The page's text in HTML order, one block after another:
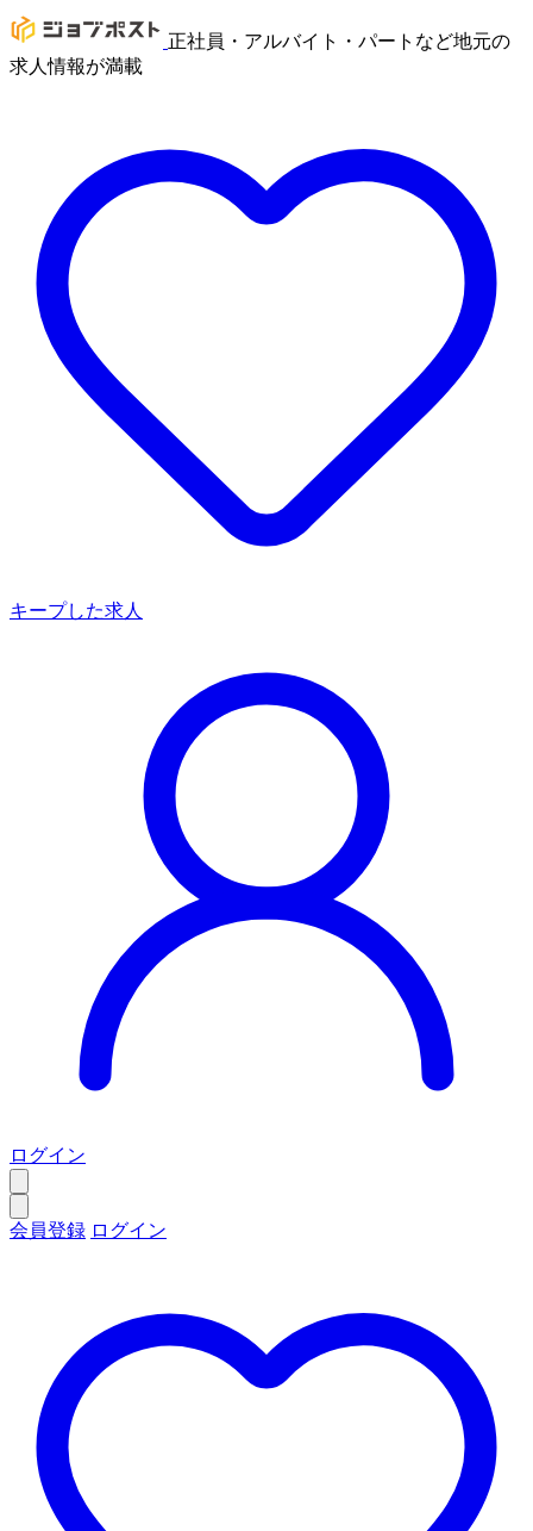
正社員・アルバイト・パートなど地元の
求人情報が満載
キープした求人
ログイン
会員登録 ログイン